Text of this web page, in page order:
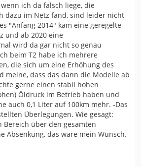
ich da falsch liege, die
dazu im Netz fand, sind leider nicht
"Anfang 2014" kam eine geregelte
und ab 2020 eine
wird da gar nicht so genau
beim T2 habe ich mehrere
die sich um eine Erhöhung des
meine, dass das dann die Modelle ab
gerne einen stabil hohen
Öldruck im Betrieb haben und
auch 0,1 Liter auf 100km mehr. -Das
Überlegungen. Wie gesagt:
Bereich über den gesamten
Absenkung, das wäre mein Wunsch.